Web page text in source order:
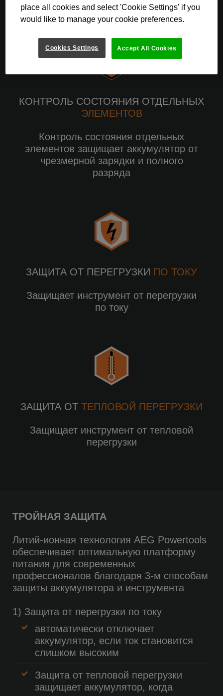
КОНТРОЛЬ СОСТОЯНИЯ ОТДЕЛЬНЫХ
ЭЛЕМЕНТОВ
Контроль состояния отдельных
элементов защищает аккумулятор от
чрезмерной зарядки и полного
разряда
ЗАЩИТА ОТ ПЕРЕГРУЗКИ ПО ТОКУ
Защищает инструмент от перегрузки
по току
ЗАЩИТА ОТ ТЕПЛОВОЙ ПЕРЕГРУЗКИ
Защищает инструмент от тепловой
перегрузки
ТРОЙНАЯ ЗАЩИТА
Литий-ионная технология AEG Powertools
обеспечивает оптимальную платформу
питания для современных
профессионалов благодаря 3-м способам
защиты аккумулятора и инструмента
1) Защита от перегрузки по току
автоматически отключает
аккумулятор, если ток становится
слишком высоким
Защита от тепловой перегрузки
защищает аккумулятор, когда
place all cookies and select 'Cookie Settings' if you
would like to manage your cookie preferences.
Cookies Settings Accept All Cookies